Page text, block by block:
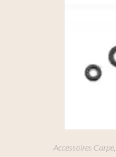
Accessoires Carpe,